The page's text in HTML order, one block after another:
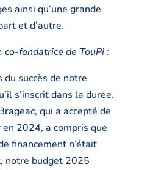
ainsi qu’une grande
et d’autre.
co-fondatrice de TouPi :
du succès de notre
s’inscrit dans la durée.
qui a accepté de
2024, a compris que
financement n’était
notre budget 2025